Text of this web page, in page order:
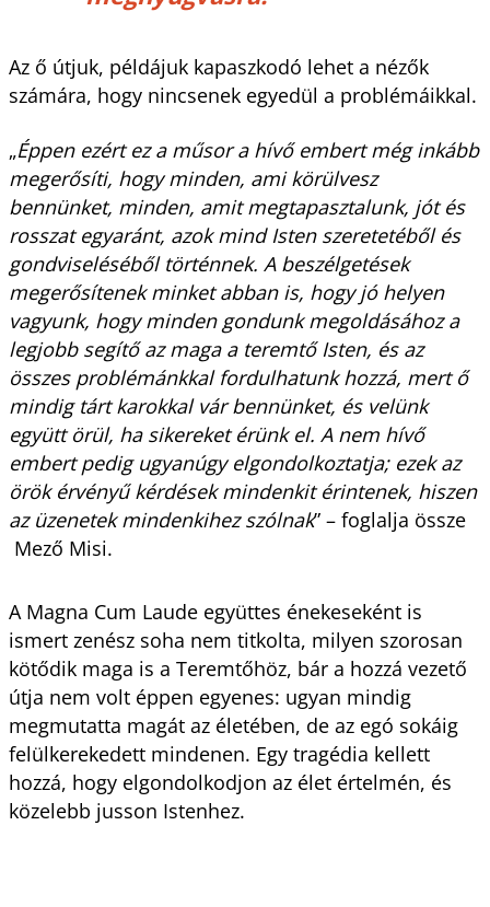
Az ő útjuk, példájuk kapaszkodó lehet a nézők
számára, hogy nincsenek egyedül a problémáikkal.
„Éppen ezért ez a műsor a hívő embert még inkább
megerősíti, hogy minden, ami körülvesz
bennünket, minden, amit megtapasztalunk, jót és
rosszat egyaránt, azok mind Isten szeretetéből és
gondviseléséből történnek. A beszélgetések
megerősítenek minket abban is, hogy jó helyen
vagyunk, hogy minden gondunk megoldásához a
legjobb segítő az maga a teremtő Isten, és az
összes problémánkkal fordulhatunk hozzá, mert ő
mindig tárt karokkal vár bennünket, és velünk
együtt örül, ha sikereket érünk el. A nem hívő
embert pedig ugyanúgy elgondolkoztatja; ezek az
örök érvényű kérdések mindenkit érintenek, hiszen
az üzenetek mindenkihez szólnak” – foglalja össze
Mező Misi.
A Magna Cum Laude együttes énekeseként is
ismert zenész soha nem titkolta, milyen szorosan
kötődik maga is a Teremtőhöz, bár a hozzá vezető
útja nem volt éppen egyenes: ugyan mindig
megmutatta magát az életében, de az egó sokáig
felülkerekedett mindenen. Egy tragédia kellett
hozzá, hogy elgondolkodjon az élet értelmén, és
közelebb jusson Istenhez.